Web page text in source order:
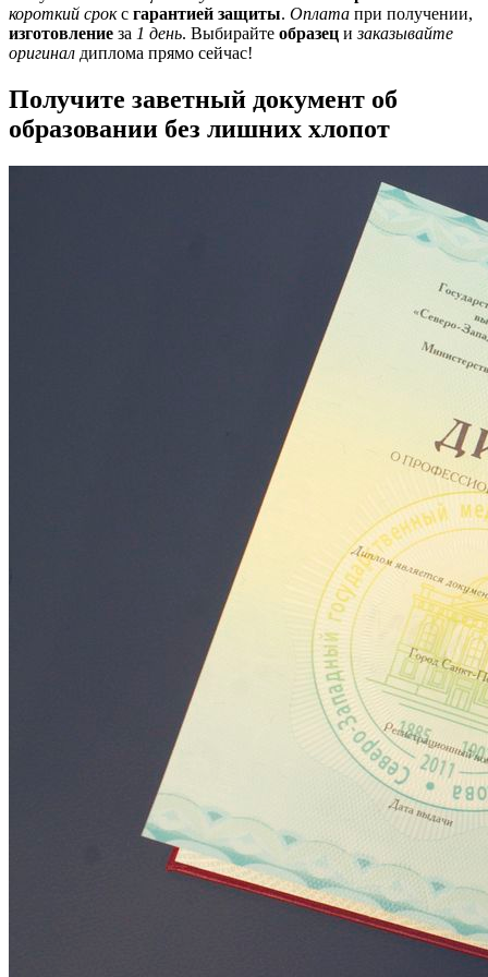
короткий срокс гарантией защиты. Оплата при получении,
изготовление за 1 день. Выбирайте образец изаказывайте
оригинал диплома прямо сейчас!
Получите заветный документ об
образовании без лишних хлопот